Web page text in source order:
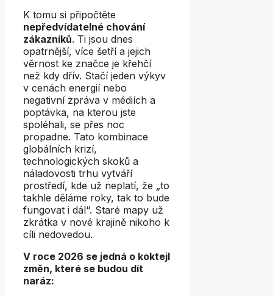
K tomu si připočtěte
nepředvídatelné chování
zákazníků. Ti jsou dnes
opatrnější, více šetří a jejich
věrnost ke značce je křehčí
než kdy dřív. Stačí jeden výkyv
v cenách energií nebo
negativní zpráva v médiích a
poptávka, na kterou jste
spoléhali, se přes noc
propadne. Tato kombinace
globálních krizí,
technologických skoků a
náladovosti trhu vytváří
prostředí, kde už neplatí, že „to
takhle děláme roky, tak to bude
fungovat i dál“. Staré mapy už
zkrátka v nové krajině nikoho k
cíli nedovedou.
V roce 2026 se jedná o koktejl
změn, které se budou dít
naráz: